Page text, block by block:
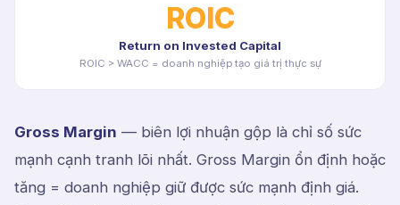
ROIC
Return on Invested Capital
ROIC > WACC = doanh nghiệp tạo giá trị thực sự
Gross Margin — biên lợi nhuận gộp là chỉ số sức
mạnh cạnh tranh lõi nhất. Gross Margin ổn định hoặc
tăng = doanh nghiệp giữ được sức mạnh định giá.